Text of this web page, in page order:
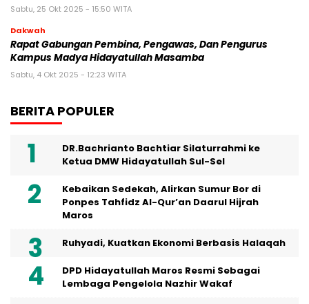
Sabtu, 25 Okt 2025 - 15:50 WITA
Dakwah
Rapat Gabungan Pembina, Pengawas, Dan Pengurus
Kampus Madya Hidayatullah Masamba
Sabtu, 4 Okt 2025 - 12:23 WITA
BERITA POPULER
DR.Bachrianto Bachtiar Silaturrahmi ke
Ketua DMW Hidayatullah Sul-Sel
Kebaikan Sedekah, Alirkan Sumur Bor di
Ponpes Tahfidz Al-Qur’an Daarul Hijrah
Maros
Ruhyadi, Kuatkan Ekonomi Berbasis Halaqah
DPD Hidayatullah Maros Resmi Sebagai
Lembaga Pengelola Nazhir Wakaf